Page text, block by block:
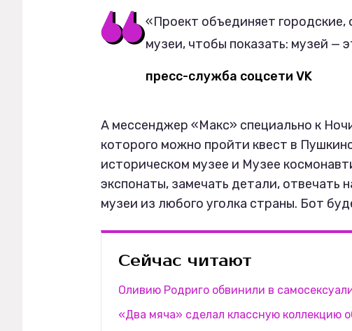
«Проект объединяет
музеи, чтобы показать: музей —
пресс-служба соцсети VK
А мессенджер «Макс» специально к
которого можно пройти квест в
историческом музее и Музее
экспонаты, замечать детали, отвечать
музеи из любого уголка страны. Бот
Сейчас читают
Оливию Родриго обвинили в
«Два мяча» сделал классную коллекцию